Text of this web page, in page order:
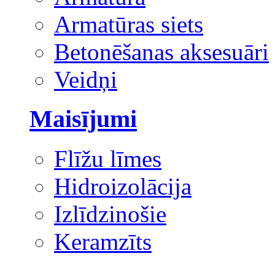
Armatūras siets
Betonēšanas aksesuāri
Veidņi
Maisījumi
Flīžu līmes
Hidroizolācija
Izlīdzinošie
Keramzīts